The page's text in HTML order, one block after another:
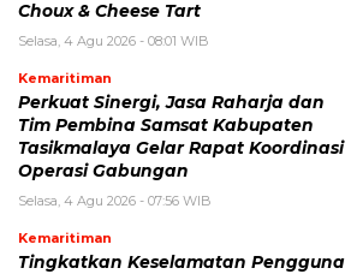
Choux & Cheese Tart
Selasa, 4 Agu 2026 - 08:01 WIB
Kemaritiman
Perkuat Sinergi, Jasa Raharja dan
Tim Pembina Samsat Kabupaten
Tasikmalaya Gelar Rapat Koordinasi
Operasi Gabungan
Selasa, 4 Agu 2026 - 07:56 WIB
Kemaritiman
Tingkatkan Keselamatan Pengguna